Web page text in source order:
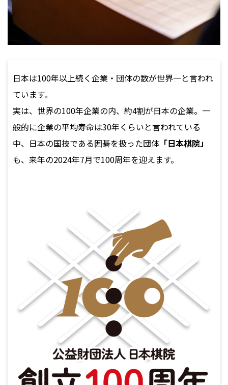
日本は100年以上続く企業・団体の数が世界一と言われ
ています。
実は、世界の100年企業の内、約4割が日本の企業。一
般的に企業の平均寿命は30年くらいと言われている
中、日本の国技である囲碁を扱った団体 「日本棋院」
も、来年の2024年7月で100周年を迎えます。